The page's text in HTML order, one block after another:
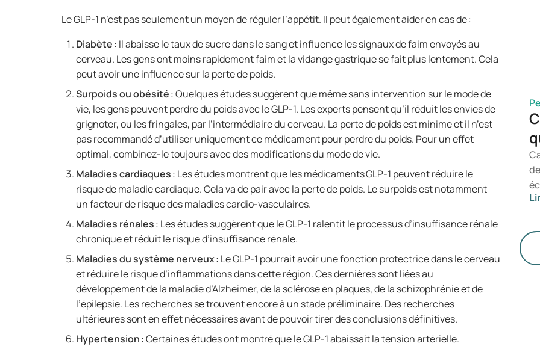
Le GLP-1 n’est pas seulement un moyen de réguler l’appétit. Il peut également aider en cas de :
Diabète: Il abaisse le taux de sucre dans le sang et influence les signaux de faim envoyés au
cerveau. Les gens ont moins rapidement faim et la vidange gastrique se fait plus lentement. Cela
peut avoir une influence sur la perte de poids.
Surpoids ou obésité: Quelques études suggèrent que même sans intervention sur le mode de
vie, les gens peuvent perdre du poids avec le GLP-1. Les experts pensent qu’il réduit les envies de
grignoter, ou les fringales, par l’intermédiaire du cerveau. La perte de poids est minime et il n’est
pas recommandé d’utiliser uniquement ce médicament pour perdre du poids. Pour un effet
optimal, combinez-le toujours avec des modifications du mode de vie.
Maladies cardiaques: Les études montrent que les médicaments GLP-1 peuvent réduire le
risque de maladie cardiaque. Cela va de pair avec la perte de poids. Le surpoids est notamment
un facteur de risque des maladies cardio-vasculaires.
Maladies rénales: Les études suggèrent que le GLP-1 ralentit le processus d’insuffisance rénale
chronique et réduit le risque d’insuffisance rénale.
Maladies du système nerveux: Le GLP-1 pourrait avoir une fonction protectrice dans le cerveau
et réduire le risque d’inflammations dans cette région. Ces dernières sont liées au
développement de la maladie d’Alzheimer, de la sclérose en plaques, de la schizophrénie et de
l’épilepsie. Les recherches se trouvent encore à un stade préliminaire. Des recherches
ultérieures sont en effet nécessaires avant de pouvoir tirer des conclusions définitives.
Hypertension: Certaines études ont montré que le GLP-1 abaissait la tension artérielle.